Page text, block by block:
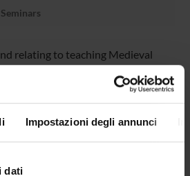
Impostazioni degli annunci
dati
Seminars
relating to teaching Medieval